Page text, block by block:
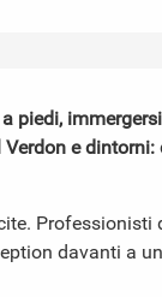
piedi,
e
Professionisti
davanti a